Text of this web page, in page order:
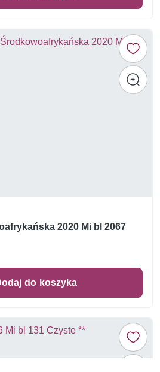
2020 Mi bl 2067
do koszyka